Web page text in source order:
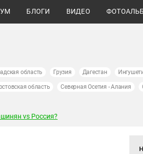
БЛОГИ ВИДЕО
область Грузия Дагестан
область Северная Осетия - Алания
vs Россия?